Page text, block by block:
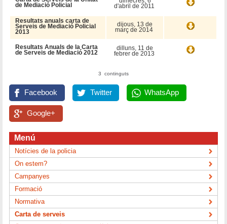
de Mediació Policial d'abril de 2011
Resultats anuals carta de
Serveis de Mediació Policial
2013
dijous, 13 de
març de 2014
Resultats Anuals de la Carta
de Serveis de Mediació 2012
dilluns, 11 de
febrer de 2013
3 continguts
Facebook Twitter WhatsApp
Google+
Menú
Notícies de la policia
On estem?
Campanyes
Formació
Normativa
Carta de serveis